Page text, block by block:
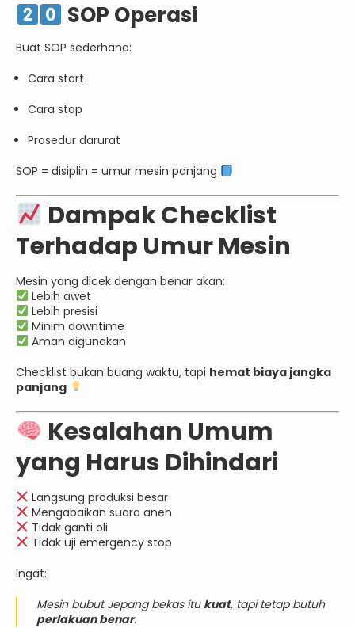
SOP Operasi
Buat SOP sederhana:
Cara start
Cara stop
Prosedur darurat
SOP = disiplin = umur mesin panjang
Dampak Checklist
Terhadap Umur Mesin
Mesin yang dicek dengan benar akan:
Lebih awet
Lebih presisi
Minim downtime
Aman digunakan
Checklist bukan buang waktu, tapi hemat biaya jangka
panjang
Kesalahan Umum
yang Harus Dihindari
Langsung produksi besar
Mengabaikan suara aneh
Tidak ganti oli
Tidak uji emergency stop
Ingat:
Mesin bubut Jepang bekas itu kuat, tapi tetap butuh
perlakuan benar.